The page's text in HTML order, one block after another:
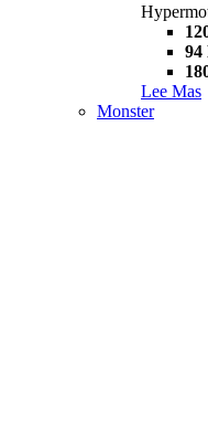
94
Lee Mas
Monster